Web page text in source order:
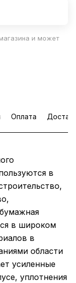
и может
Оплата
в
в широком
в
области
усиленные
уплотнения